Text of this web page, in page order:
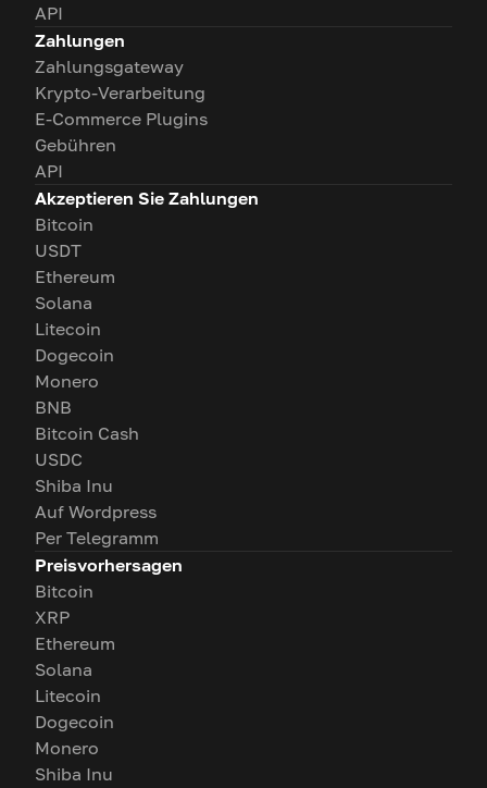
API
Zahlungen
Zahlungsgateway
Krypto-Verarbeitung
E-Commerce Plugins
Gebühren
API
Akzeptieren Sie Zahlungen
Bitcoin
USDT
Ethereum
Solana
Litecoin
Dogecoin
Monero
BNB
Bitcoin Cash
USDC
Shiba Inu
Auf Wordpress
Per Telegramm
Preisvorhersagen
Bitcoin
XRP
Ethereum
Solana
Litecoin
Dogecoin
Monero
Shiba Inu